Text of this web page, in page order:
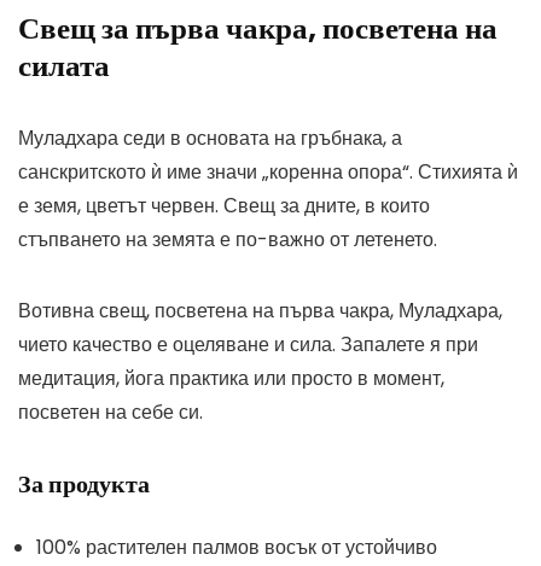
Свещ за първа чакра, посветена на
силата
Муладхара седи в основата на гръбнака, а
санскритското ѝ име значи „коренна опора“. Стихията ѝ
е земя, цветът червен. Свещ за дните, в които
стъпването на земята е по-важно от летенето.
Вотивна свещ, посветена на първа чакра, Муладхара,
чието качество е оцеляване и сила. Запалете я при
медитация, йога практика или просто в момент,
посветен на себе си.
За продукта
100% растителен палмов восък от устойчиво